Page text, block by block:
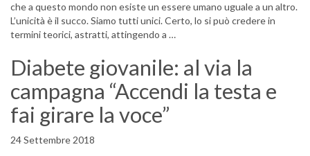
che a questo mondo non esiste un essere umano uguale a un altro.
L’unicità è il succo. Siamo tutti unici. Certo, lo si può credere in
termini teorici, astratti, attingendo a …
Diabete giovanile: al via la
campagna “Accendi la testa e
fai girare la voce”
24 Settembre 2018